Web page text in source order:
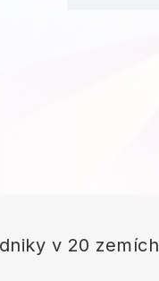
v 20 zemích